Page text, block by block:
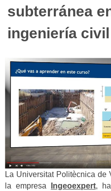
subterránea
ingeniería
La Universitat Politècnica de
la empresa
Ingeoexpert,